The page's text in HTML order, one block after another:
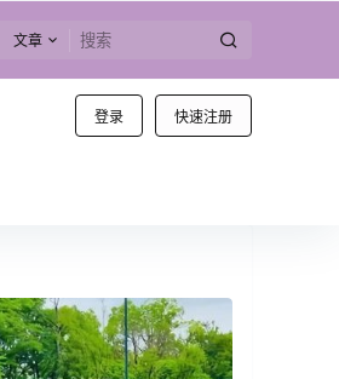
文章
登录 快速注册